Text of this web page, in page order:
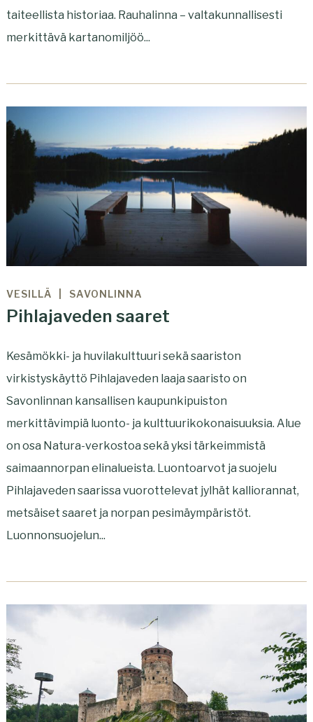
taiteellista historiaa. Rauhalinna – valtakunnallisesti
merkittävä kartanomiljöö...
VESILLÄ SAVONLINNA
Pihlajaveden saaret
Kesämökki- ja huvilakulttuuri sekä saariston
virkistyskäyttö Pihlajaveden laaja saaristo on
Savonlinnan kansallisen kaupunkipuiston
merkittävimpiä luonto- ja kulttuurikokonaisuuksia. Alue
on osa Natura-verkostoa sekä yksi tärkeimmistä
saimaannorpan elinalueista. Luontoarvot ja suojelu
Pihlajaveden saarissa vuorottelevat jylhät kalliorannat,
metsäiset saaret ja norpan pesimäympäristöt.
Luonnonsuojelun...